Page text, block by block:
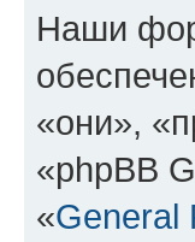
Наши
«они»,
«phpBB
«General